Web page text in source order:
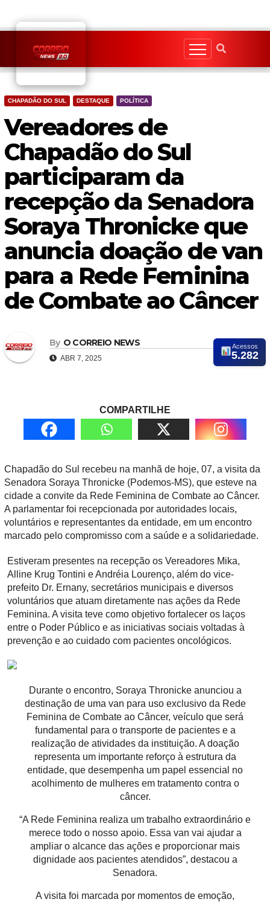
content
CHAPADÃO DO SUL DESTAQUE POLÍTICA
Vereadores de
Chapadão do Sul
participaram da
recepção da Senadora
Soraya Thronicke que
anuncia doação de van
para a Rede Feminina
de Combate ao Câncer
By O CORREIO NEWS
ABR 7, 2025
Acessos
5.282
COMPARTILHE
Chapadão do Sul recebeu na manhã de hoje, 07, a visita da
Senadora Soraya Thronicke (Podemos-MS), que esteve na
cidade a convite da Rede Feminina de Combate ao Câncer.
A parlamentar foi recepcionada por autoridades locais,
voluntários e representantes da entidade, em um encontro
marcado pelo compromisso com a saúde e a solidariedade.
Estiveram presentes na recepção os Vereadores Mika,
Alline Krug Tontini e Andréia Lourenço, além do vice-
prefeito Dr. Ernany, secretários municipais e diversos
voluntários que atuam diretamente nas ações da Rede
Feminina. A visita teve como objetivo fortalecer os laços
entre o Poder Público e as iniciativas sociais voltadas à
prevenção e ao cuidado com pacientes oncológicos.
Durante o encontro, Soraya Thronicke anunciou a
destinação de uma van para uso exclusivo da Rede
Feminina de Combate ao Câncer, veículo que será
fundamental para o transporte de pacientes e a
realização de atividades da instituição. A doação
representa um importante reforço à estrutura da
entidade, que desempenha um papel essencial no
acolhimento de mulheres em tratamento contra o
câncer.
“A Rede Feminina realiza um trabalho extraordinário e
merece todo o nosso apoio. Essa van vai ajudar a
ampliar o alcance das ações e proporcionar mais
dignidade aos pacientes atendidos”, destacou a
Senadora.
A visita foi marcada por momentos de emoção,